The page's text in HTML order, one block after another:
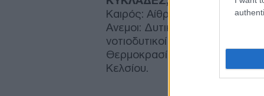
Καιρός: Αίθριος.
Ανεμοι: Δυτικοί βορειοδυτικοί
νοτιοδυτικοί με την ίδια ένταση.
Θερμοκρασία: Από 23 έως 32
Κελσίου.